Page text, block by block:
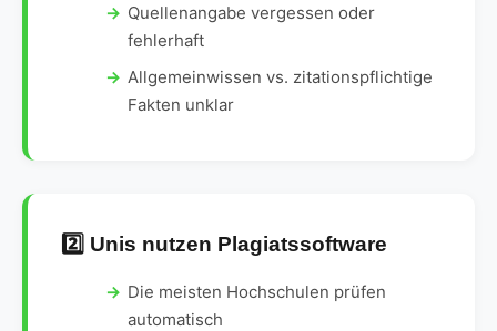
Quellenangabe vergessen oder
fehlerhaft
Allgemeinwissen vs. zitationspflichtige
Fakten unklar
2️⃣ Unis nutzen Plagiatssoftware
Die meisten Hochschulen prüfen
automatisch